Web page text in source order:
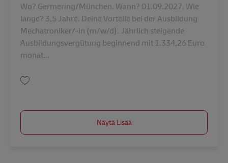
Wo? Germering/München. Wann? 01.09.2027. Wie
lange? 3,5 Jahre. Deine Vorteile bei der Ausbildung
Mechatroniker/-in (m/w/d). Jährlich steigende
Ausbildungsvergütung beginnend mit 1.334,26 Euro
monat...
Näytä Lisää